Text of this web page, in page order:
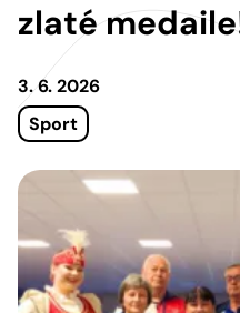
zlaté
3. 6. 2026
Sport